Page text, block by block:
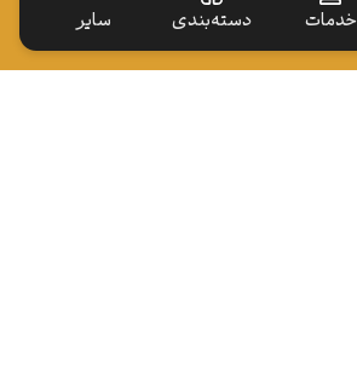
خدمات دسته‌بندی سایر